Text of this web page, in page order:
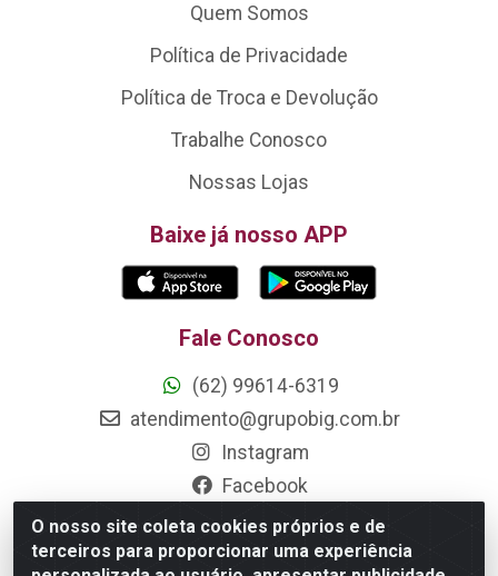
O nosso site coleta cookies próprios e de
terceiros para proporcionar uma experiência
Quem Somos
Política de Privacidade
Política de Troca e Devolução
Trabalhe Conosco
Nossas Lojas
Baixe já nosso APP
Fale Conosco
(62) 99614-6319
atendimento@grupobig.com.br
Instagram
Facebook
Formas de Pagamento